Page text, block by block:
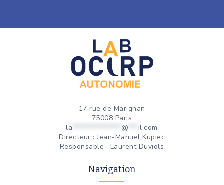
17 rue de Marignan
75008 Paris
la
@
il.com
Directeur : Jean-Manuel Kupiec
Responsable : Laurent Duviols
Navigation